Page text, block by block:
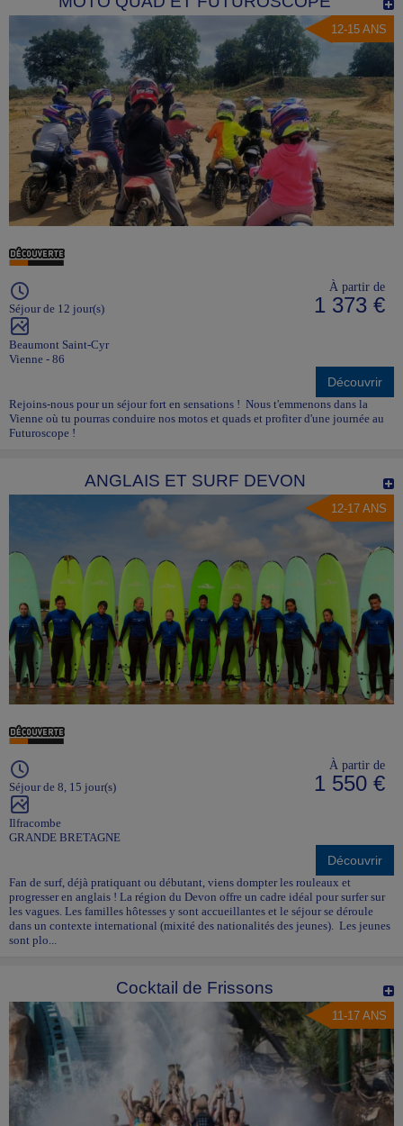
12-15 ANS
Séjour de 12 jour(s)
Beaumont Saint-Cyr
Vienne - 86
À partir de
1 373 €
Découvrir
Rejoins-nous pour un séjour fort en sensations ! Nous t'emmenons dans la
Vienne où tu pourras conduire nos motos et quads et profiter d'une journée au
Futuroscope !
ANGLAIS ET SURF DEVON
12-17 ANS
Séjour de 8, 15 jour(s)
Ilfracombe
GRANDE BRETAGNE
À partir de
1 550 €
Découvrir
Fan de surf, déjà pratiquant ou débutant, viens dompter les rouleaux et
progresser en anglais ! La région du Devon offre un cadre idéal pour surfer sur
les vagues. Les familles hôtesses y sont accueillantes et le séjour se déroule
dans un contexte international (mixité des nationalités des jeunes). Les jeunes
sont plo...
Cocktail de Frissons
11-17 ANS